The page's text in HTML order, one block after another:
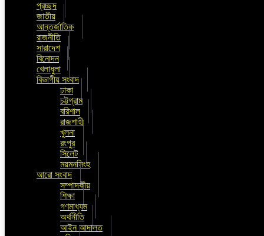
প্রচ্ছদ
জাতীয়
আন্তর্জাতিক
রাজনীতি
সারাদেশ
বিনোদন
খেলাধুলা
বিভাগীয় সংবাদ
ঢাকা
চট্টগ্রাম
বরিশাল
রাজশাহী
খুলনা
রংপুর
সিলেট
ময়মনসিংহ
আরো সংবাদ
সম্পাদকীয়
শিক্ষা
গণমাধ্যম
অর্থনীতি
আইন আদালত